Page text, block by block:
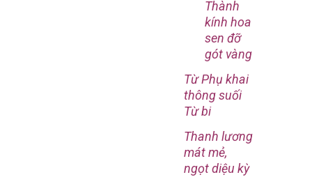
Thành
kính hoa
sen đỡ
gót vàng
Từ Phụ khai
thông suối
Từ bi
Thanh lương
mát mẻ,
ngọt diệu kỳ